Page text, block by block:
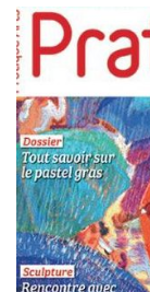
DÉPÔT-
VENTE"